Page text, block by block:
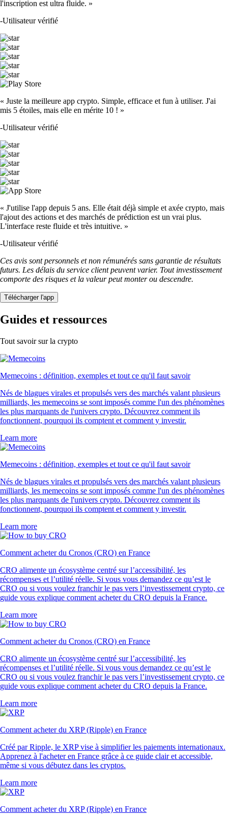
l'inscription est ultra fluide. »
-Utilisateur vérifié
« Juste la meilleure app crypto. Simple, efficace et fun à utiliser. J'ai
mis 5 étoiles, mais elle en mérite 10 ! »
-Utilisateur vérifié
« J'utilise l'app depuis 5 ans. Elle était déjà simple et axée crypto, mais
l'ajout des actions et des marchés de prédiction est un vrai plus.
L'interface reste fluide et très intuitive. »
-Utilisateur vérifié
Ces avis sont personnels et non rémunérés sans garantie de résultats
futurs. Les délais du service client peuvent varier. Tout investissement
comporte des risques et la valeur peut monter ou descendre.
Télécharger l'app
Guides et ressources
Tout savoir sur la crypto
Memecoins : définition, exemples et tout ce qu'il faut savoir
Nés de blagues virales et propulsés vers des marchés valant plusieurs
milliards, les memecoins se sont imposés comme l'un des phénomènes
les plus marquants de l'univers crypto. Découvrez comment ils
fonctionnent, pourquoi ils comptent et comment y investir.
Learn more
Memecoins : définition, exemples et tout ce qu'il faut savoir
Nés de blagues virales et propulsés vers des marchés valant plusieurs
milliards, les memecoins se sont imposés comme l'un des phénomènes
les plus marquants de l'univers crypto. Découvrez comment ils
fonctionnent, pourquoi ils comptent et comment y investir.
Learn more
Comment acheter du Cronos (CRO) en France
CRO alimente un écosystème centré sur l’accessibilité, les
récompenses et l’utilité réelle. Si vous vous demandez ce qu’est le
CRO ou si vous voulez franchir le pas vers l’investissement crypto, ce
guide vous explique comment acheter du CRO depuis la France.
Learn more
Comment acheter du Cronos (CRO) en France
CRO alimente un écosystème centré sur l’accessibilité, les
récompenses et l’utilité réelle. Si vous vous demandez ce qu’est le
CRO ou si vous voulez franchir le pas vers l’investissement crypto, ce
guide vous explique comment acheter du CRO depuis la France.
Learn more
Comment acheter du XRP (Ripple) en France
Créé par Ripple, le XRP vise à simplifier les paiements internationaux.
Apprenez à l'acheter en France grâce à ce guide clair et accessible,
même si vous débutez dans les cryptos.
Learn more
Comment acheter du XRP (Ripple) en France